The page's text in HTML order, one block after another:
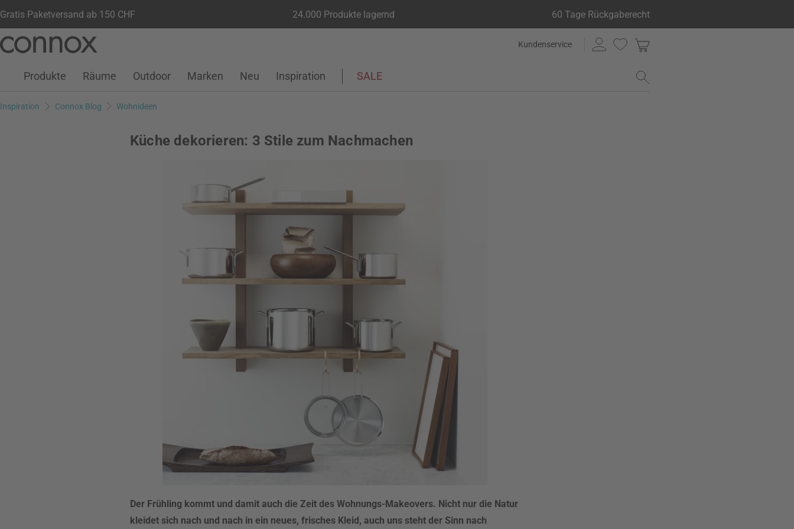
Gratis Paketversand ab 150 CHF 24.000 Produkte lagernd 60 Tage Rückgaberecht
Seiteninhalt
Suchfeld
Kundenservice
Kundenkonto
Wunschliste
Warenkorb
Produkte Räume Outdoor Marken Neu Inspiration SALE
Inspiration Connox Blog Wohnideen
Küche dekorieren: 3 Stile zum Nachmachen
Der Frühling kommt und damit auch die Zeit des Wohnungs-Makeovers. Nicht nur die Natur
kleidet sich nach und nach in ein neues, frisches Kleid, auch uns steht der Sinn nach